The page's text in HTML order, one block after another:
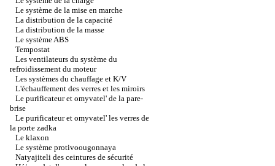
Le système de la mise en marche
La distribution de la capacité
La distribution de la masse
Le système ABS
Tempostat
Les ventilateurs du système du
refroidissement du moteur
Les systèmes du chauffage et K/V
L'échauffement des verres et les miroirs
Le purificateur et omyvatel' de la pare-
brise
Le purificateur et omyvatel' les verres de
la porte zadka
Le klaxon
Le système protivoougonnaya
Natyajiteli des ceintures de sécurité